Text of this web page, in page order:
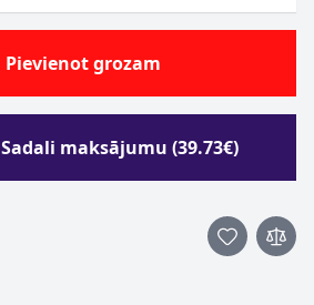
Pievienot grozam
Sadali maksājumu (39.73€)